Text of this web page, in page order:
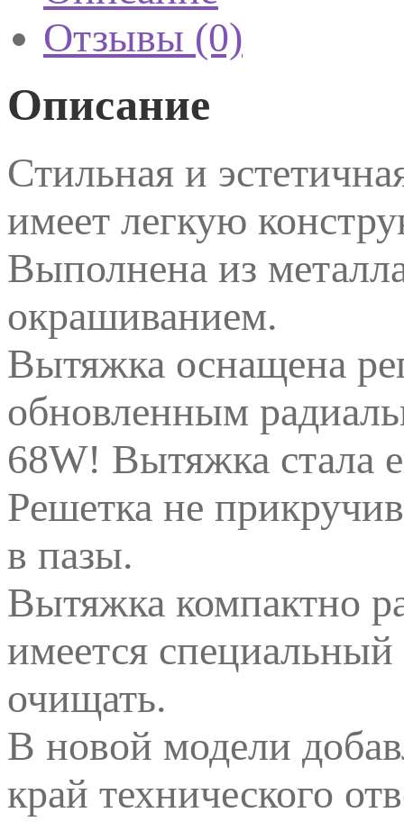
Отзывы (0)
Описание
Стильная и
имеет легкую
Выполнена из
окрашиванием.
Вытяжка оснащена
обновленным
68W! Вытяжка стала
Решетка не
в пазы.
Вытяжка компактно
имеется специальный
очищать.
В новой модели
край технического